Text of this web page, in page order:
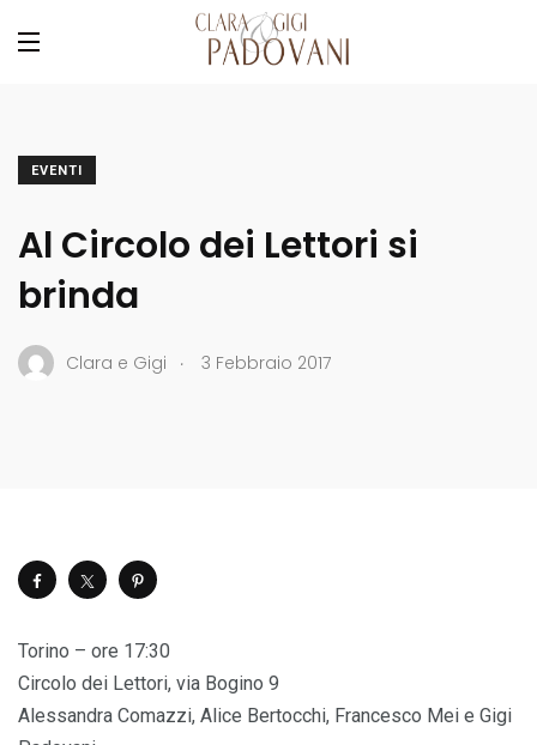
EVENTI
Al Circolo dei Lettori si
brinda
Clara e Gigi . 3 Febbraio 2017
Torino – ore 17:30
Circolo dei Lettori, via Bogino 9
Alessandra Comazzi, Alice Bertocchi, Francesco Mei e Gigi